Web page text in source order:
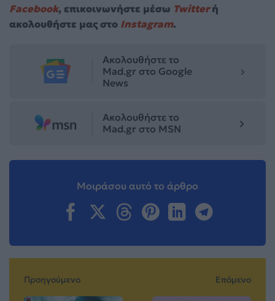
Facebook, επικοινωνήστε μέσω Twitterή
ακολουθήστε μας στο Instagram.
Ακολουθήστε το
Mad.gr στο Google
News
Ακολουθήστε το
Mad.gr στο MSN
Μοιράσου αυτό το άρθρο
Προηγούμενο Επόμενο